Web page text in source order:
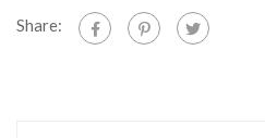
Share: